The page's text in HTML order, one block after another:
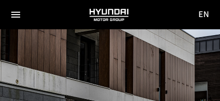
전체
메뉴
HYUNDAI
MOTOR
GROUP
사이
이동
EN